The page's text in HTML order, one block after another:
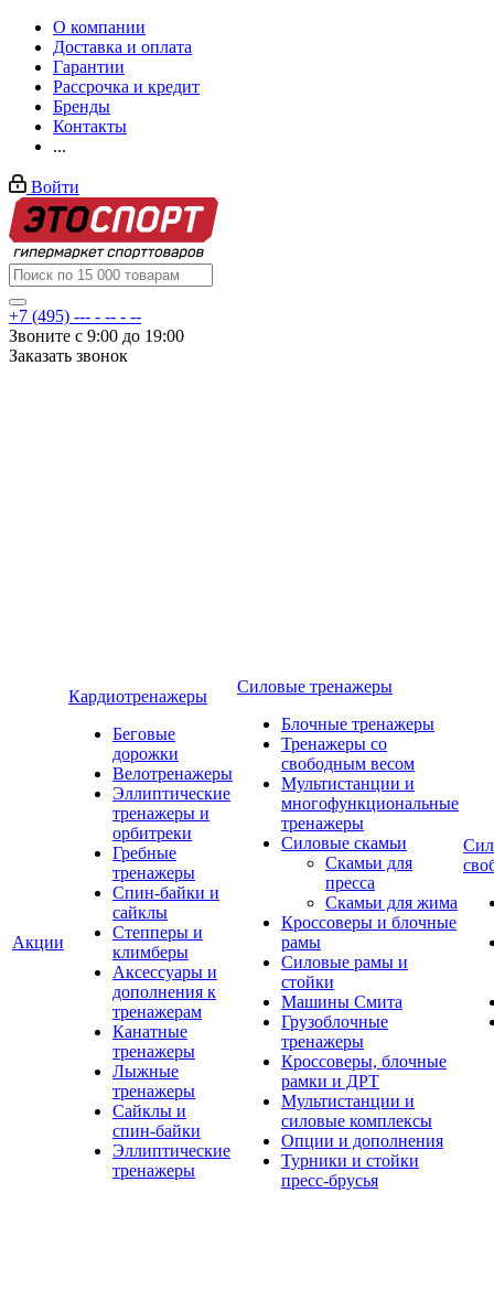
О компании
Доставка и оплата
Гарантии
Рассрочка и кредит
Бренды
Контакты
...
Войти
+7 (495) --- - -- - --
Звоните с 9:00 до 19:00
Заказать звонок
Акции
Кардиотренажеры
Беговые
дорожки
Велотренажеры
Эллиптические
тренажеры и
орбитреки
Гребные
тренажеры
Спин-байки и
сайклы
Степперы и
климберы
Аксессуары и
дополнения к
тренажерам
Канатные
тренажеры
Лыжные
тренажеры
Сайклы и
спин-байки
Эллиптические
тренажеры
Силовые тренажеры
Блочные тренажеры
Тренажеры со
свободным весом
Мультистанции и
многофункциональные
тренажеры
Силовые скамьи
Скамьи для
пресса
Скамьи для жима
Кроссоверы и блочные
рамы
Силовые рамы и
стойки
Машины Смита
Грузоблочные
тренажеры
Кроссоверы, блочные
рамки и ДРТ
Мультистанции и
силовые комплексы
Опции и дополнения
Турники и стойки
пресс-брусья